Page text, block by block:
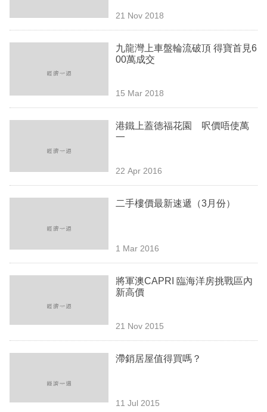
生
欄
區
21 Nov 2018
九龍灣上車盤輪流破頂 得寶首見6
00萬成交
15 Mar 2018
港鐵上蓋德福花園 呎價唔使萬
一
22 Apr 2016
二手樓價最新速遞（3月份）
1 Mar 2016
將軍澳CAPRI 臨海洋房挑戰區內
新高價
21 Nov 2015
滯銷居屋值得買嗎？
11 Jul 2015